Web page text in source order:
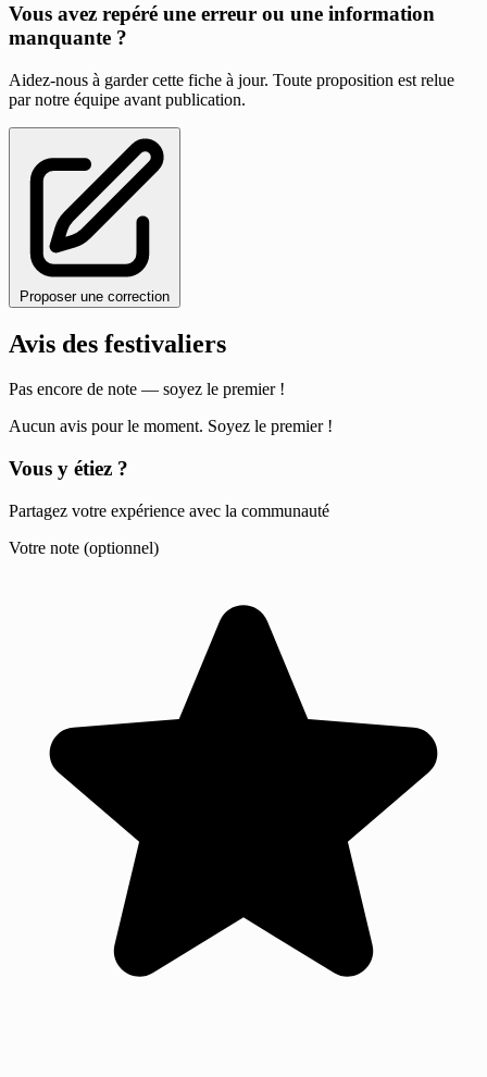
Vous avez repéré une erreur ou une information
manquante ?
Aidez-nous à garder cette fiche à jour. Toute proposition est relue
par notre équipe avant publication.
Proposer une correction
Avis des festivaliers
Pas encore de note — soyez le premier !
Aucun avis pour le moment. Soyez le premier !
Vous y étiez ?
Partagez votre expérience avec la communauté
Votre note (optionnel)